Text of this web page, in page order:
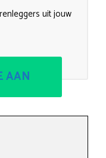
uit jouw
AAN